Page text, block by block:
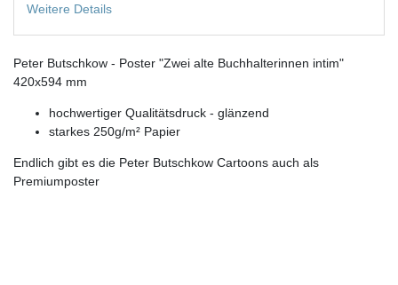
Weitere Details
Peter Butschkow - Poster "Zwei alte Buchhalterinnen intim"
420x594 mm
hochwertiger Qualitätsdruck - glänzend
starkes 250g/m² Papier
Endlich gibt es die Peter Butschkow Cartoons auch als
Premiumposter